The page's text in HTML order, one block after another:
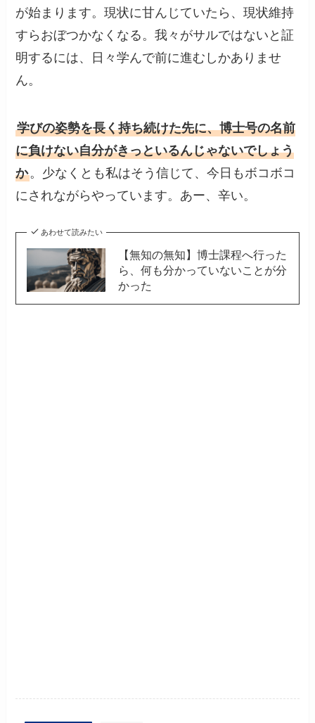
が始まります。現状に甘んじていたら、現状維持
すらおぼつかなくなる。我々がサルではないと証
明するには、日々学んで前に進むしかありませ
ん。
学びの姿勢を長く持ち続けた先に、博士号の名前
に負けない自分がきっといるんじゃないでしょう
か。少なくとも私はそう信じて、今日もボコボコ
にされながらやっています。あー、辛い。
あわせて読みたい
【無知の無知】博士課程へ行った
ら、何も分かっていないことが分
かった